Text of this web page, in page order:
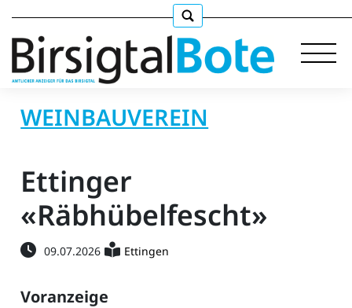
E-
Paper
WEINBAUVEREIN
Ettinger
«Räbhübelfescht»
09.07.2026 Ettingen
Voranzeige